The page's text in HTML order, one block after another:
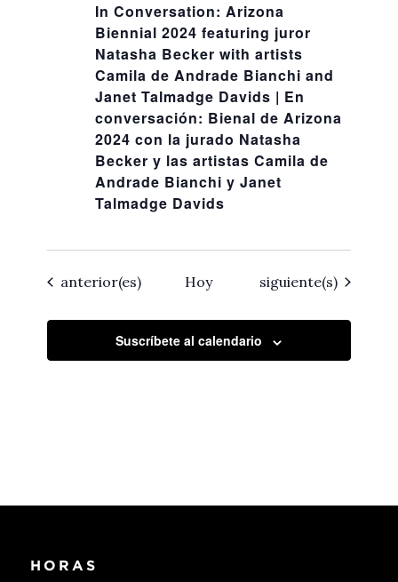
In Conversation: Arizona
Biennial 2024 featuring juror
Natasha Becker with artists
Camila de Andrade Bianchi and
Janet Talmadge Davids | En
conversación: Bienal de Arizona
2024 con la jurado Natasha
Becker y las artistas Camila de
Andrade Bianchi y Janet
Talmadge Davids
Eventos
anterior(es) Hoy Eventos
siguiente(s)
Suscríbete al calendario
HORAS